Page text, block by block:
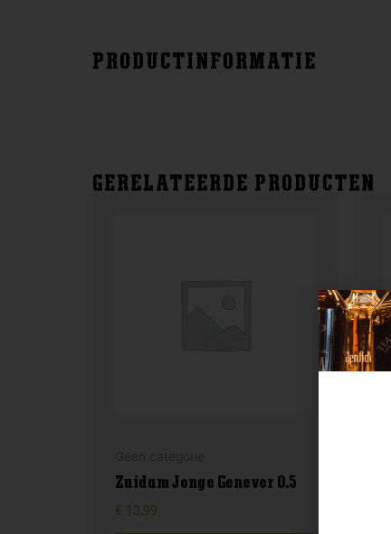
PRODUCTINFORMATIE
GERELATEERDE PRODUCTEN
Zuidam Jonge Genever 0.5
€ 13,99